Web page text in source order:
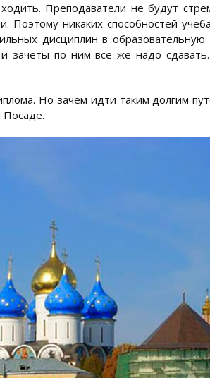
Преподаватели не будут
Поэтому никаких способностей
дисциплин в образовательную
зачеты по ним все же надо
Но зачем идти таким долгим
Посаде.